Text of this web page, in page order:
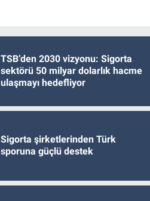
TSB’den 2030 vizyonu: Sigorta
sektörü 50 milyar dolarlık hacme
ulaşmayı hedefliyor
Sigorta şirketlerinden Türk
sporuna güçlü destek